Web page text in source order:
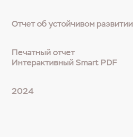
Отчет об устойчивом развитии
Печатный отчет
Интерактивный Smart PDF
2024